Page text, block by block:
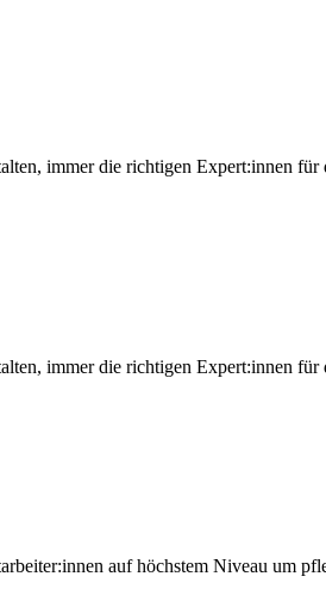
immer die richtigen Expert:innen
immer die richtigen Expert:innen
auf höchstem Niveau um